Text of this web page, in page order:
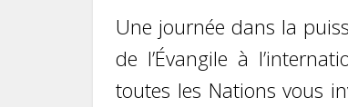
Une journée dans la
de l’Évangile à
toutes les Nations vous